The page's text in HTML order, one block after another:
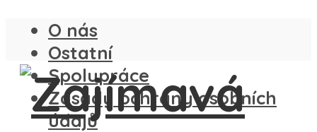
O nás
Ostatní
Spolupráce
Zásady ochrany osobních
údajů